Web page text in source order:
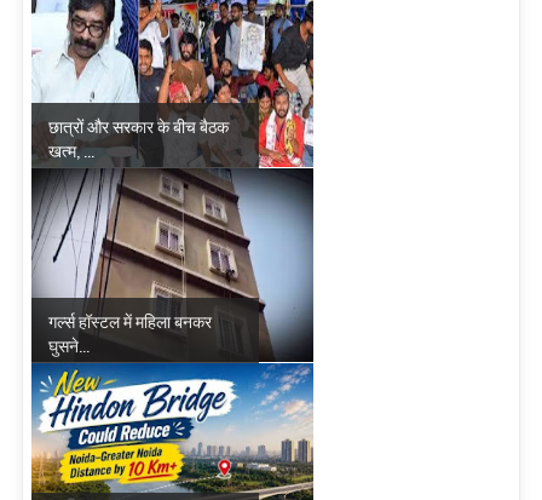
छात्रों और सरकार के बीच बैठक
खत्म, ...
गर्ल्स हॉस्टल में महिला बनकर
घुसने...